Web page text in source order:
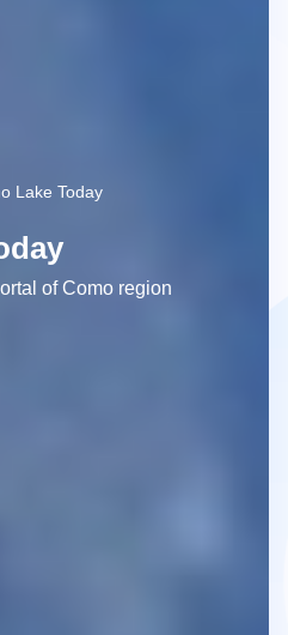
Lake Today
of Como region